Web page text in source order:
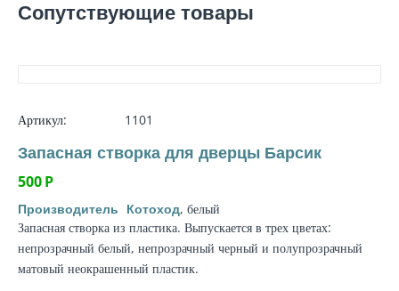
Сопутствующие товары
Артикул: 1101
Запасная створка для дверцы Барсик
500Р
Производитель Котоход, белый
Запасная створка из пластика. Выпускается в трех цветах:
непрозрачный белый, непрозрачный черный и полупрозрачный
матовый неокрашенный пластик.